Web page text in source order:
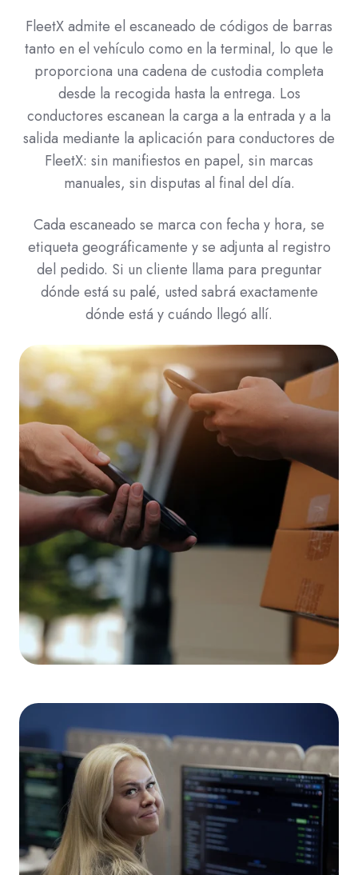
FleetX admite el escaneado de códigos de barras
tanto en el vehículo como en la terminal, lo que le
proporciona una cadena de custodia completa
desde la recogida hasta la entrega. Los
conductores escanean la carga a la entrada y a la
salida mediante la aplicación para conductores de
FleetX: sin manifiestos en papel, sin marcas
manuales, sin disputas al final del día.
Cada escaneado se marca con fecha y hora, se
etiqueta geográficamente y se adjunta al registro
del pedido. Si un cliente llama para preguntar
dónde está su palé, usted sabrá exactamente
dónde está y cuándo llegó allí.